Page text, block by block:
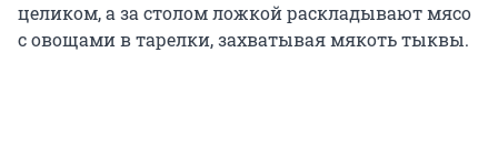
целиком, а за столом ложкой раскладывают мясо
с овощами в тарелки, захватывая мякоть тыквы.